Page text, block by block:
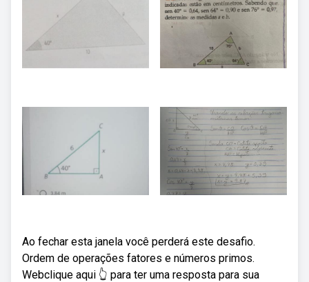
Ao fechar esta janela você perderá este desafio.
Ordem de operações fatores e números primos.
Webclique aqui 👆 para ter uma resposta para sua